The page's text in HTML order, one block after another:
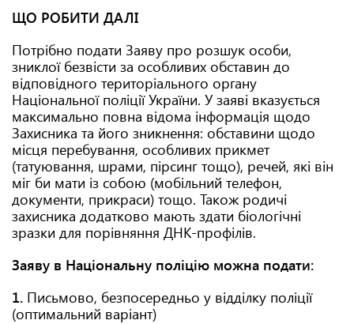
ЩО РОБИТИ ДАЛІ
Потрібно подати Заяву про розшук особи,
зниклої безвісти за особливих обставин до
відповідного територіального органу
Національної поліції України. У заяві вказується
максимально повна відома інформація щодо
Захисника та його зникнення: обставини щодо
місця перебування, особливих прикмет
(татуювання, шрами, пірсинг тощо), речей, які він
міг би мати із собою (мобільний телефон,
документи, прикраси) тощо. Також родичі
захисника додатково мають здати біологічні
зразки для порівняння ДНК-профілів.
Заяву в Національну поліцію можна подати:
1. Письмово, безпосередньо у відділку поліції
(оптимальний варіант)